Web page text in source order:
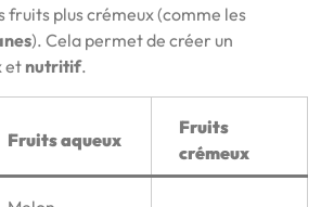
fruits plus crémeux (comme les
). Cela permet de créer un
et nutritif.
Fruits aqueux
Fruits
crémeux